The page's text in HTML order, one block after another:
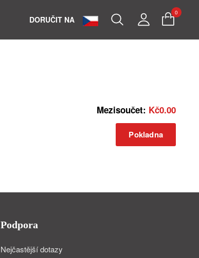
DORUČIT NA Search
Account
0
Mezisoučet: Kč0.00
Pokladna
Podpora
Nejčastější dotazy